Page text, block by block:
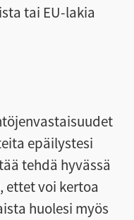
tai EU-lakia
epäilystesi
tehdä hyvässä
ettet voi kertoa
huolesi myös